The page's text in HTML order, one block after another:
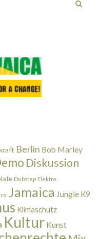
Berlin Bob Marley
Diskussion
Dubstep Elektro
Jamaica Jungle K9
Klimaschutz
Kultur Kunst